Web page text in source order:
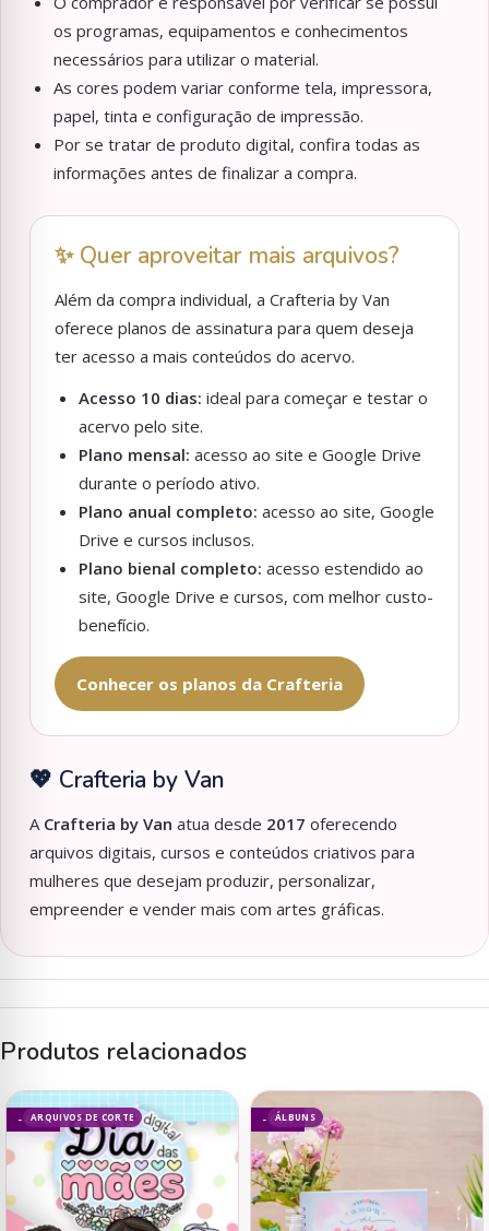
os programas, equipamentos e conhecimentos
necessários para utilizar o material.
As cores podem variar conforme tela, impressora,
papel, tinta e configuração de impressão.
Por se tratar de produto digital, confira todas as
informações antes de finalizar a compra.
✨ Quer aproveitar mais arquivos?
Além da compra individual, a Crafteria by Van
oferece planos de assinatura para quem deseja
ter acesso a mais conteúdos do acervo.
Acesso 10 dias: ideal para começar e testar o
acervo pelo site.
Plano mensal: acesso ao site e Google Drive
durante o período ativo.
Plano anual completo: acesso ao site, Google
Drive e cursos inclusos.
Plano bienal completo: acesso estendido ao
site, Google Drive e cursos, com melhor custo-
benefício.
Conhecer os planos da Crafteria
💖 Crafteria by Van
A Crafteria by Van atua desde 2017 oferecendo
arquivos digitais, cursos e conteúdos criativos para
mulheres que desejam produzir, personalizar,
empreender e vender mais com artes gráficas.
Produtos relacionados
ARQUIVOS DE CORTE
- 63% ÁLBUNS
- 60%